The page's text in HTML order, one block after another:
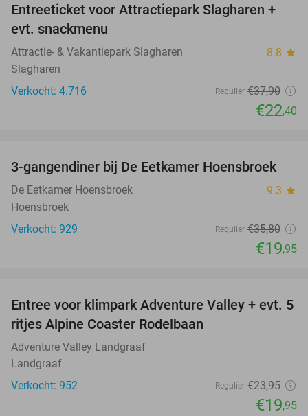
41%
Entreeticket voor Attractiepark Slagharen +
evt. snackmenu
Attractie- & Vakantiepark Slagharen 8.8 star
Slagharen
Verkocht: 4.716
Regulier €37,90
€22,40
44%
3-gangendiner bij De Eetkamer Hoensbroek
De Eetkamer Hoensbroek 9.3 star
Hoensbroek
Verkocht: 929
Regulier €35,80
€19,95
17%
Entree voor klimpark Adventure Valley + evt. 5
ritjes Alpine Coaster Rodelbaan
Adventure Valley Landgraaf
Landgraaf
Verkocht: 952
Regulier €23,95
€19,95